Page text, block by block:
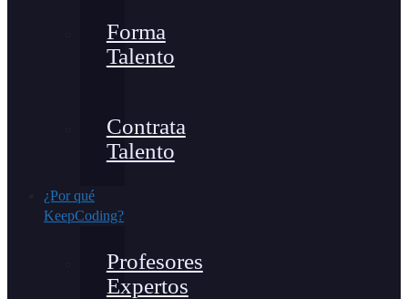
Forma
Talento
Contrata
Talento
¿Por qué
KeepCoding?
Profesores
Expertos